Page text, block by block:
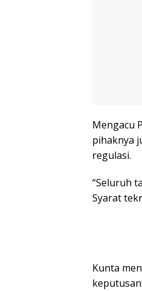
Mengacu
pihaknya
regulasi.
“Seluruh
Syarat
Kunta